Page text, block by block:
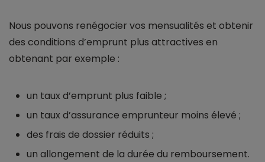
Nous pouvons renégocier vos mensualités et obtenir
des conditions d’emprunt plus attractives en
obtenant par exemple :
un taux d’emprunt plus faible ;
un taux d’assurance emprunteur moins élevé ;
des frais de dossier réduits ;
un allongement de la durée du remboursement.